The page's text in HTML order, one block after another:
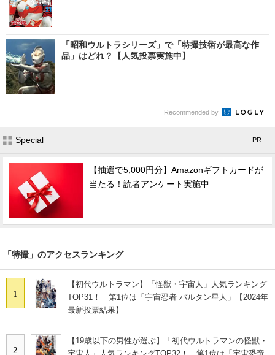
「昭和ウルトラシリーズ」で「特撮技術が最高な作
品」はどれ？【人気投票実施中】
Recommended by
Special - PR -
【抽選で5,000円分】Amazonギフトカードが
当たる！読者アンケート実施中
「特撮」のアクセスランキング
1
【初代ウルトラマン】「怪獣・宇宙人」人気ランキング
TOP31！ 第1位は「宇宙忍者 バルタン星人」【2024年
最新投票結果】
2
【19歳以下の男性が選ぶ】「初代ウルトラマンの怪獣・